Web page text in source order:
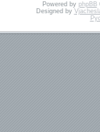
Powered by phpBB
Designed by